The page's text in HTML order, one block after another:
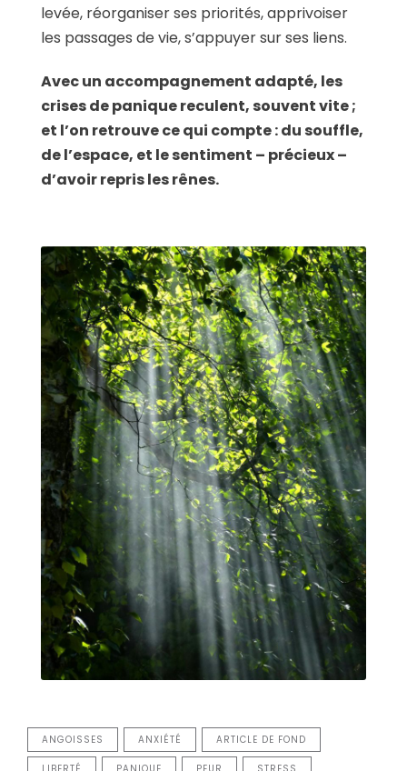
levée, réorganiser ses priorités, apprivoiser
les passages de vie, s’appuyer sur ses liens.
Avec un accompagnement adapté, les
crises de panique reculent, souvent vite ;
et l’on retrouve ce qui compte : du souffle,
de l’espace, et le sentiment – précieux –
d’avoir repris les rênes.
ANGOISSES ANXIÉTÉ ARTICLE DE FOND